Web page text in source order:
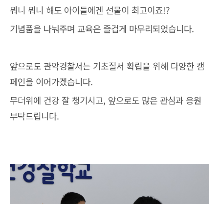
뭐니 뭐니 해도 아이들에겐 선물이 최고이죠!?
기념품을 나눠주며 교육은 즐겁게 마무리되었습니다.
앞으로도 관악경찰서는 기초질서 확립을 위해 다양한 캠
페인을 이어가겠습니다.
무더위에 건강 잘 챙기시고, 앞으로도 많은 관심과 응원
부탁드립니다.